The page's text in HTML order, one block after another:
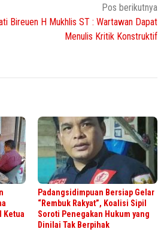
Pos berikutnya
Bireuen H Mukhlis ST : Wartawan Dapat
Menulis Kritik Konstruktif
Ketua
Padangsidimpuan Bersiap Gelar
“Rembuk Rakyat”, Koalisi Sipil
Soroti Penegakan Hukum yang
Dinilai Tak Berpihak